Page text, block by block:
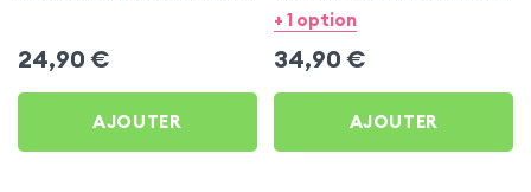
24,90 €
AJOUTER
Micro-USB et USB-C 1.5m,
Honor 5X
+ 1 option
34,90 €
AJOUTER